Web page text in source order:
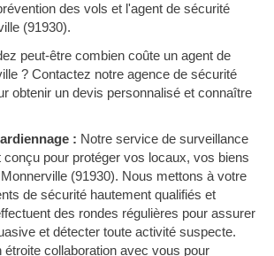
des vols et l'agent de sécurité
(91930).
peut-être combien coûte un agent de
? Contactez notre agence de sécurité
obtenir un devis personnalisé et connaître
: Notre service de surveillance
conçu pour protéger vos locaux, vos biens
(91930). Nous mettons à votre
de sécurité hautement qualifiés et
des rondes régulières pour assurer
et détecter toute activité suspecte.
étroite collaboration avec vous pour